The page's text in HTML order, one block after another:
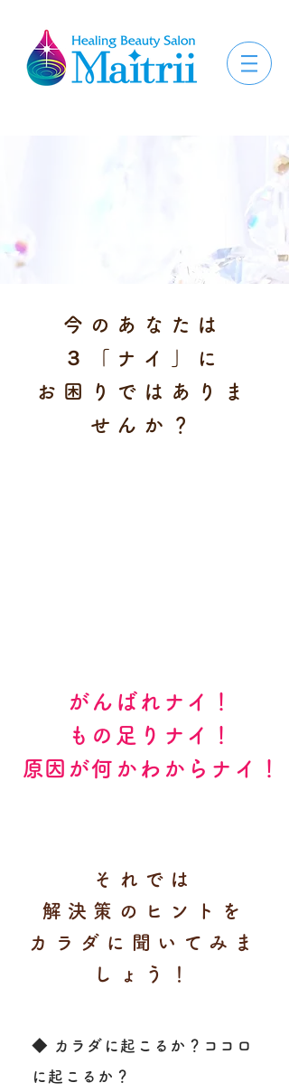
今のあなたは
３「ナイ」に
お困りではありま
せんか？
がんばれナイ！
もの足りナイ！
​原因が何かわからナイ
！
それでは
​解決策のヒントを
カラダに聞いてみま
しょう！
◆ カラダに起こるか？ココロ
に起こるか？